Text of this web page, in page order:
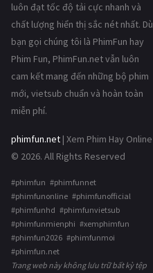
luôn đạt tốc độ tải cực nhanh và
chất lượng hiển thị sắc nét nhất. Dù
bạn gọi chúng tôi là PhimFun hay
Phim Fun, PhimFun.net vẫn luôn
cam kết mang đến những bộ phim
mới, vietsub chuẩn và hoàn toàn
miễn phí.
phimfun.net | Xem Phim Hay Online
© 2026. All Rights Reserved
#phimfun #phimfunnet
#phimfunonline #phimfunofficial
#phimfunhd #phimfunvietsub
#phimfunmienphi #xemphimfun
#phimfun2026 #phimfunmoi
#phimfun.net
Trang web này không lưu trữ bất kỳ tệp